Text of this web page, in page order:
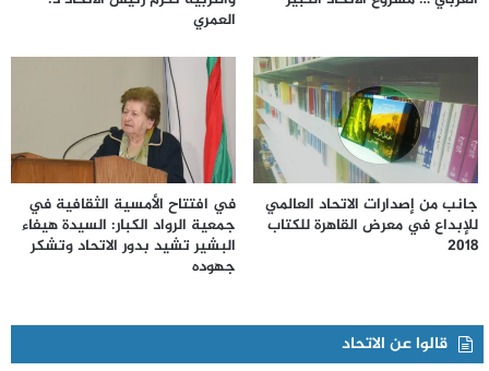
العمري
جانب من إصدارات الاتحاد العالمي
للإبداع في معرض القاهرة للكتاب
2018
في افتتاح الأمسية الثقافية في
جمعية الرواد الكبار: السيدة هيفاء
البشير تشيد بدور الاتحاد وتشكر
جهوده
قالوا عن الاتحاد